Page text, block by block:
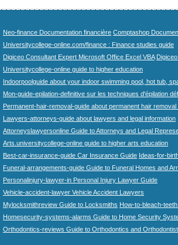
Neo-finance Documentation financière Comptashop
Universitycollege-online.com/finance : Finance studies guide
Digiceo Consultant Expert Microsoft Office Excel VBA
Universitycollege-online guide to higher education
Indoorpoolguide about your indoor swimming pool, hot tub,
Mon-guide-epilation-definitive sur les techniques d'épilation
Permanent-hair-removal-guide about permanent hair removal
Lawyers-attorneys-guide about lawyers and legal information
Attorneyslawyersonline Guide to Attorneys and Legal
Arts.universitycollege-online guide to higher arts education
Best-car-insurance-guide Car Insurance Guide Ideas-for-
Funeral-arrangements-guide Guide to Funeral Homes and
Personalinjury-lawyer-in Personal Injury Lawyer Guide
Vehicle-accident-lawyer Vehicle Accident Lawyers
Mylocksmithreview Guide to Locksmiths How-to-bleach-
Homesecurity-systems-alarms Guide to Home Security
Orthodontics-reviews Guide to Orthodontics and